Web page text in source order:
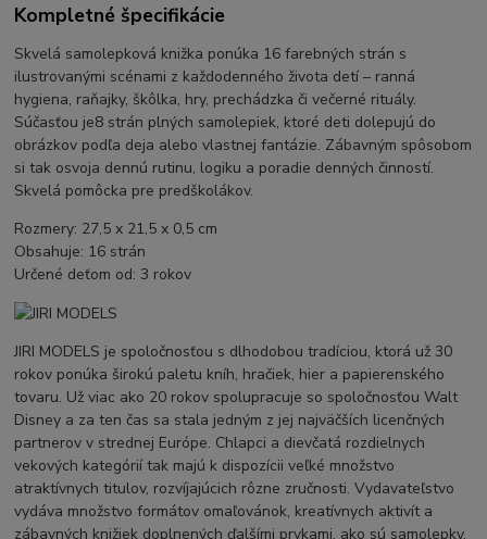
Kompletné špecifikácie
Skvelá samolepková knižka ponúka 16 farebných strán s
ilustrovanými scénami z každodenného života detí – ranná
hygiena, raňajky, škôlka, hry, prechádzka či večerné rituály.
Súčasťou je8 strán plných samolepiek, ktoré deti dolepujú do
obrázkov podľa deja alebo vlastnej fantázie. Zábavným spôsobom
si tak osvoja dennú rutinu, logiku a poradie denných činností.
Skvelá pomôcka pre predškolákov.
Rozmery: 27,5 x 21,5 x 0,5 cm
Obsahuje: 16 strán
Určené deťom od: 3 rokov
JIRI MODELS je spoločnosťou s dlhodobou tradíciou, ktorá už 30
rokov ponúka širokú paletu kníh, hračiek, hier a papierenského
tovaru. Už viac ako 20 rokov spolupracuje so spoločnosťou Walt
Disney a za ten čas sa stala jedným z jej najväčších licenčných
partnerov v strednej Európe. Chlapci a dievčatá rozdielnych
vekových kategórií tak majú k dispozícii veľké množstvo
atraktívnych titulov, rozvíjajúcich rôzne zručnosti. Vydavateľstvo
vydáva množstvo formátov omaľovánok, kreatívnych aktivít a
zábavných knižiek doplnených ďalšími prvkami, ako sú samolepky,